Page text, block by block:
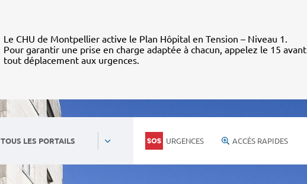
Le CHU de Montpellier active le Plan Hôpital en Tension – Niveau 1.
Pour garantir une prise en charge adaptée à chacun, appelez le 15 avant
tout déplacement aux urgences.
TOUS LES PORTAILS URGENCES ACCÈS RAPIDES